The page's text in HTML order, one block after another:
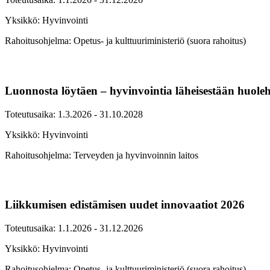
Yksikkö: Hyvinvointi
Rahoitusohjelma: Opetus- ja kulttuuriministeriö (suora rahoitus)
Luonnosta löytäen – hyvinvointia läheisestään
Toteutusaika: 1.3.2026 - 31.10.2028
Yksikkö: Hyvinvointi
Rahoitusohjelma: Terveyden ja hyvinvoinnin laitos
Liikkumisen edistämisen uudet innovaatiot 2026
Toteutusaika: 1.1.2026 - 31.12.2026
Yksikkö: Hyvinvointi